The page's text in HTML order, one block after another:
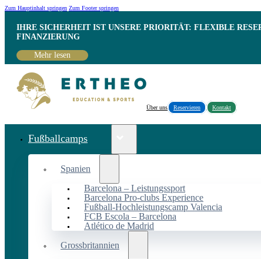
Zum Hauptinhalt springen Zum Footer springen
IHRE SICHERHEIT IST UNSERE PRIORITÄT: FLEXIBLE
INANZIERUNG
Mehr lesen
Über uns Reservieren Kontakt
Fußballcamps
Spanien
Barcelona – Leistungssport
Barcelona Pro-clubs Experience
Fußball-Hochleistungscamp Valencia
FCB Escola – Barcelona
Atlético de Madrid
Grossbritannien